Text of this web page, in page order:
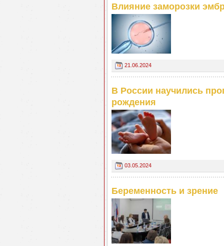
Влияние заморозки
21.06.2024
В России научились
рождения
03.05.2024
Беременность и зрение